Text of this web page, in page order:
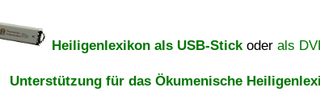
Heiligenlexikon als USB-Stickoder als
Unterstützung für das Ökumenische